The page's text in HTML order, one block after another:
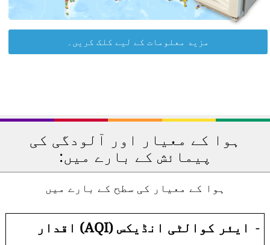
مزید معلومات کے لیے کلک کریں۔
ہوا کے معیار اور آلودگی کی
پیمائش کے بارے میں:
ہوا کے معیار کی سطح کے بارے میں
- ایئر کوالٹی انڈیکس (AQI) اقدار